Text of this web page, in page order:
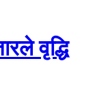
वृद्धि